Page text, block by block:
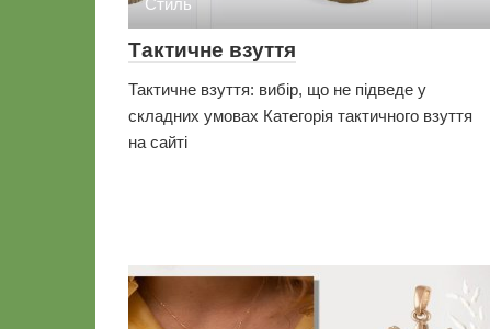
Стиль
Тактичне взуття
Тактичне взуття: вибір, що не підведе у
складних умовах Категорія тактичного взуття
на сайті